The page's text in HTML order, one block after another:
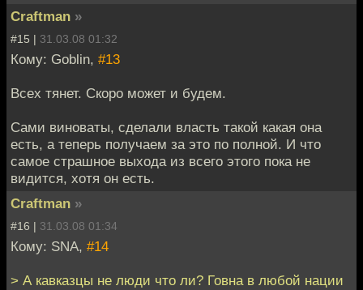
Craftman »
#15 | 31.03.08 01:32
Кому: Goblin, #13
Всех тянет. Скоро может и будем.
Сами виноваты, сделали власть такой какая она
есть, а теперь получаем за это по полной. И что
самое страшное выхода из всего этого пока не
видится, хотя он есть.
Craftman »
#16 | 31.03.08 01:34
Кому: SNA, #14
> А кавказцы не люди что ли? Говна в любой нации